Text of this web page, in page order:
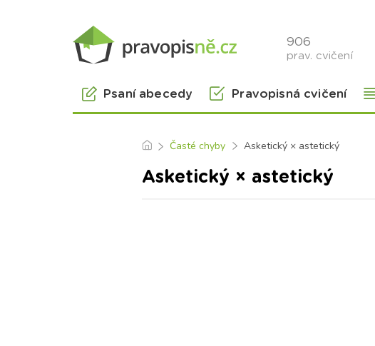
906
prav. cvičení
Psaní abecedy Pravopisná cvičení
Časté chyby Asketický × astetický
Asketický × astetický